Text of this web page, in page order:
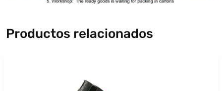
Productos relacionados